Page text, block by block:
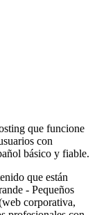
que funcione
con
básico y fiable.
que están
- Pequeños
corporativa,